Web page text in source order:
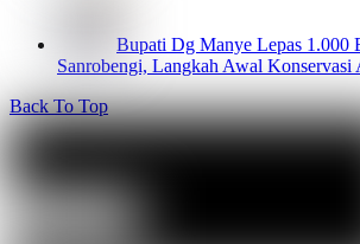
Bupati Dg Manye Lepas 1.000
Sanrobengi, Langkah Awal Konservasi
Back To Top